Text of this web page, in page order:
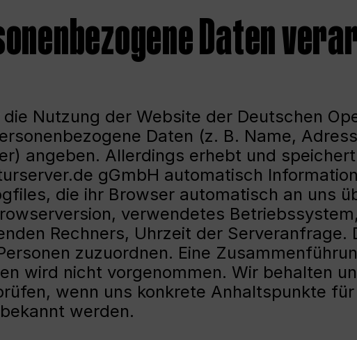
Daten
Nutzung der Website der Deutschen
Daten (z. B. Name,
angeben. Allerdings erhebt und
gGmbH automatisch
die ihr Browser automatisch an uns
verwendetes
Rechners, Uhrzeit der Serveranfrage.
zuzuordnen. Eine
wird nicht vorgenommen. Wir behalten
wenn uns konkrete Anhaltspunkte für
werden.